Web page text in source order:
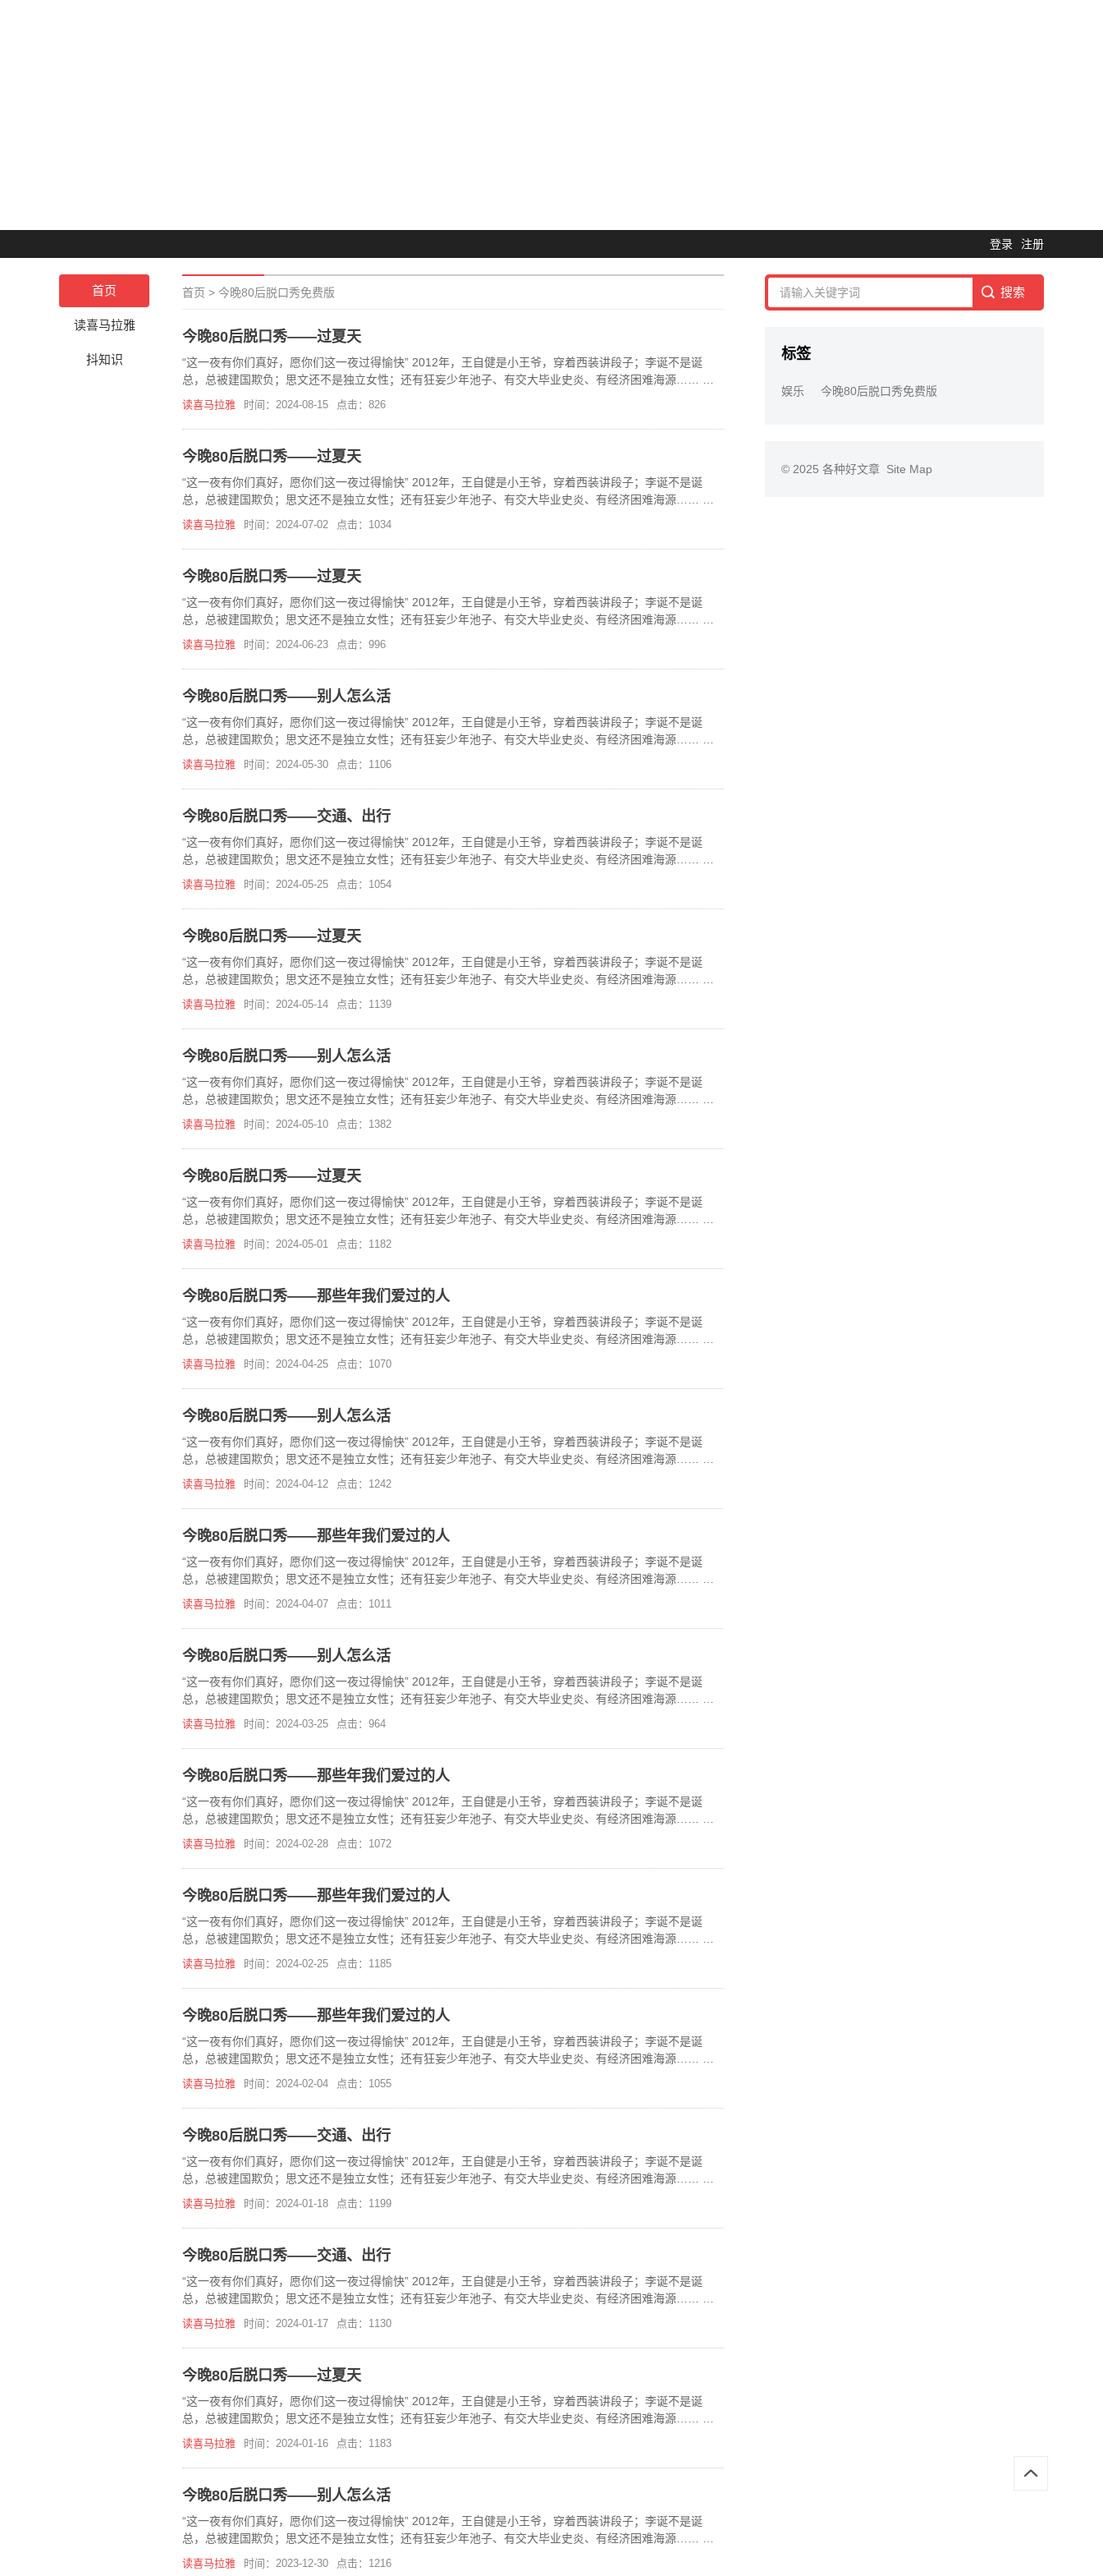
登录 注册
首页
读喜马拉雅
抖知识
首页 > 今晚80后脱口秀免费版
今晚80后脱口秀——过夏天
“这一夜有你们真好，愿你们这一夜过得愉快” 2012年，王自健是小王爷，穿着西装讲段子；李诞不是诞
总，总被建国欺负；思文还不是独立女性；还有狂妄少年池子、有交大毕业史炎、有经济困难海源…… 现
在，《今晚80后脱口秀》喜马拉雅独家上线
读喜马拉雅 时间：2024-08-15 点击：826
今晚80后脱口秀——过夏天
“这一夜有你们真好，愿你们这一夜过得愉快” 2012年，王自健是小王爷，穿着西装讲段子；李诞不是诞
总，总被建国欺负；思文还不是独立女性；还有狂妄少年池子、有交大毕业史炎、有经济困难海源…… 现
在，《今晚80后脱口秀》喜马拉雅独家上线
读喜马拉雅 时间：2024-07-02 点击：1034
今晚80后脱口秀——过夏天
“这一夜有你们真好，愿你们这一夜过得愉快” 2012年，王自健是小王爷，穿着西装讲段子；李诞不是诞
总，总被建国欺负；思文还不是独立女性；还有狂妄少年池子、有交大毕业史炎、有经济困难海源…… 现
在，《今晚80后脱口秀》喜马拉雅独家上线
读喜马拉雅 时间：2024-06-23 点击：996
今晚80后脱口秀——别人怎么活
“这一夜有你们真好，愿你们这一夜过得愉快” 2012年，王自健是小王爷，穿着西装讲段子；李诞不是诞
总，总被建国欺负；思文还不是独立女性；还有狂妄少年池子、有交大毕业史炎、有经济困难海源…… 现
在，《今晚80后脱口秀》喜马拉雅独家上线
读喜马拉雅 时间：2024-05-30 点击：1106
今晚80后脱口秀——交通、出行
“这一夜有你们真好，愿你们这一夜过得愉快” 2012年，王自健是小王爷，穿着西装讲段子；李诞不是诞
总，总被建国欺负；思文还不是独立女性；还有狂妄少年池子、有交大毕业史炎、有经济困难海源…… 现
在，《今晚80后脱口秀》喜马拉雅独家上线
读喜马拉雅 时间：2024-05-25 点击：1054
今晚80后脱口秀——过夏天
“这一夜有你们真好，愿你们这一夜过得愉快” 2012年，王自健是小王爷，穿着西装讲段子；李诞不是诞
总，总被建国欺负；思文还不是独立女性；还有狂妄少年池子、有交大毕业史炎、有经济困难海源…… 现
在，《今晚80后脱口秀》喜马拉雅独家上线
读喜马拉雅 时间：2024-05-14 点击：1139
今晚80后脱口秀——别人怎么活
“这一夜有你们真好，愿你们这一夜过得愉快” 2012年，王自健是小王爷，穿着西装讲段子；李诞不是诞
总，总被建国欺负；思文还不是独立女性；还有狂妄少年池子、有交大毕业史炎、有经济困难海源…… 现
在，《今晚80后脱口秀》喜马拉雅独家上线
读喜马拉雅 时间：2024-05-10 点击：1382
今晚80后脱口秀——过夏天
“这一夜有你们真好，愿你们这一夜过得愉快” 2012年，王自健是小王爷，穿着西装讲段子；李诞不是诞
总，总被建国欺负；思文还不是独立女性；还有狂妄少年池子、有交大毕业史炎、有经济困难海源…… 现
在，《今晚80后脱口秀》喜马拉雅独家上线
读喜马拉雅 时间：2024-05-01 点击：1182
今晚80后脱口秀——那些年我们爱过的人
“这一夜有你们真好，愿你们这一夜过得愉快” 2012年，王自健是小王爷，穿着西装讲段子；李诞不是诞
总，总被建国欺负；思文还不是独立女性；还有狂妄少年池子、有交大毕业史炎、有经济困难海源…… 现
在，《今晚80后脱口秀》喜马拉雅独家上线
读喜马拉雅 时间：2024-04-25 点击：1070
今晚80后脱口秀——别人怎么活
“这一夜有你们真好，愿你们这一夜过得愉快” 2012年，王自健是小王爷，穿着西装讲段子；李诞不是诞
总，总被建国欺负；思文还不是独立女性；还有狂妄少年池子、有交大毕业史炎、有经济困难海源…… 现
在，《今晚80后脱口秀》喜马拉雅独家上线
读喜马拉雅 时间：2024-04-12 点击：1242
今晚80后脱口秀——那些年我们爱过的人
“这一夜有你们真好，愿你们这一夜过得愉快” 2012年，王自健是小王爷，穿着西装讲段子；李诞不是诞
总，总被建国欺负；思文还不是独立女性；还有狂妄少年池子、有交大毕业史炎、有经济困难海源…… 现
在，《今晚80后脱口秀》喜马拉雅独家上线
读喜马拉雅 时间：2024-04-07 点击：1011
今晚80后脱口秀——别人怎么活
“这一夜有你们真好，愿你们这一夜过得愉快” 2012年，王自健是小王爷，穿着西装讲段子；李诞不是诞
总，总被建国欺负；思文还不是独立女性；还有狂妄少年池子、有交大毕业史炎、有经济困难海源…… 现
在，《今晚80后脱口秀》喜马拉雅独家上线
读喜马拉雅 时间：2024-03-25 点击：964
今晚80后脱口秀——那些年我们爱过的人
“这一夜有你们真好，愿你们这一夜过得愉快” 2012年，王自健是小王爷，穿着西装讲段子；李诞不是诞
总，总被建国欺负；思文还不是独立女性；还有狂妄少年池子、有交大毕业史炎、有经济困难海源…… 现
在，《今晚80后脱口秀》喜马拉雅独家上线
读喜马拉雅 时间：2024-02-28 点击：1072
今晚80后脱口秀——那些年我们爱过的人
“这一夜有你们真好，愿你们这一夜过得愉快” 2012年，王自健是小王爷，穿着西装讲段子；李诞不是诞
总，总被建国欺负；思文还不是独立女性；还有狂妄少年池子、有交大毕业史炎、有经济困难海源…… 现
在，《今晚80后脱口秀》喜马拉雅独家上线
读喜马拉雅 时间：2024-02-25 点击：1185
今晚80后脱口秀——那些年我们爱过的人
“这一夜有你们真好，愿你们这一夜过得愉快” 2012年，王自健是小王爷，穿着西装讲段子；李诞不是诞
总，总被建国欺负；思文还不是独立女性；还有狂妄少年池子、有交大毕业史炎、有经济困难海源…… 现
在，《今晚80后脱口秀》喜马拉雅独家上线
读喜马拉雅 时间：2024-02-04 点击：1055
今晚80后脱口秀——交通、出行
“这一夜有你们真好，愿你们这一夜过得愉快” 2012年，王自健是小王爷，穿着西装讲段子；李诞不是诞
总，总被建国欺负；思文还不是独立女性；还有狂妄少年池子、有交大毕业史炎、有经济困难海源…… 现
在，《今晚80后脱口秀》喜马拉雅独家上线
读喜马拉雅 时间：2024-01-18 点击：1199
今晚80后脱口秀——交通、出行
“这一夜有你们真好，愿你们这一夜过得愉快” 2012年，王自健是小王爷，穿着西装讲段子；李诞不是诞
总，总被建国欺负；思文还不是独立女性；还有狂妄少年池子、有交大毕业史炎、有经济困难海源…… 现
在，《今晚80后脱口秀》喜马拉雅独家上线
读喜马拉雅 时间：2024-01-17 点击：1130
今晚80后脱口秀——过夏天
“这一夜有你们真好，愿你们这一夜过得愉快” 2012年，王自健是小王爷，穿着西装讲段子；李诞不是诞
总，总被建国欺负；思文还不是独立女性；还有狂妄少年池子、有交大毕业史炎、有经济困难海源…… 现
在，《今晚80后脱口秀》喜马拉雅独家上线
读喜马拉雅 时间：2024-01-16 点击：1183
今晚80后脱口秀——别人怎么活
“这一夜有你们真好，愿你们这一夜过得愉快” 2012年，王自健是小王爷，穿着西装讲段子；李诞不是诞
总，总被建国欺负；思文还不是独立女性；还有狂妄少年池子、有交大毕业史炎、有经济困难海源…… 现
在，《今晚80后脱口秀》喜马拉雅独家上线
读喜马拉雅 时间：2023-12-30 点击：1216
标签
娱乐 今晚80后脱口秀免费版
© 2025 各种好文章 Site Map